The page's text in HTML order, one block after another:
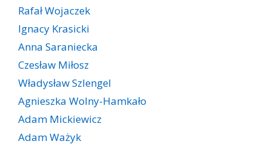
Rafał Wojaczek
Ignacy Krasicki
Anna Saraniecka
Czesław Miłosz
Władysław Szlengel
Agnieszka Wolny-Hamkało
Adam Mickiewicz
Adam Ważyk